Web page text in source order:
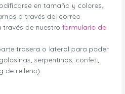
en tamaño y colores,
a través del correo
través de nuestroformulario de
trasera o lateral para poder
serpentinas, confeti,
de relleno)